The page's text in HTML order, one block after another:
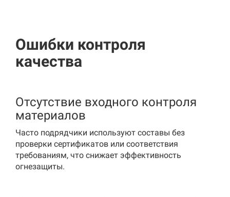
Ошибки контроля
качества
Отсутствие входного контроля
материалов
Часто подрядчики используют составы без
проверки сертификатов или соответствия
требованиям, что снижает эффективность
огнезащиты.